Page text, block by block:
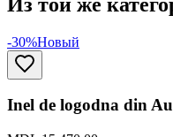
-30%Новый
Inel de logodna din